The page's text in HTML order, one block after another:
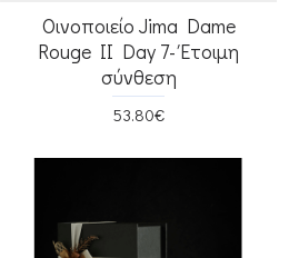
Οινοποιείο Jima Dame
Rouge II Day 7- Έτοιμη
σύνθεση
53.80€